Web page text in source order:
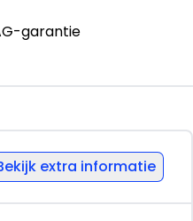
garantie
vervoer tegen betaling
BOVAG-voorwaarden.
extra informatie